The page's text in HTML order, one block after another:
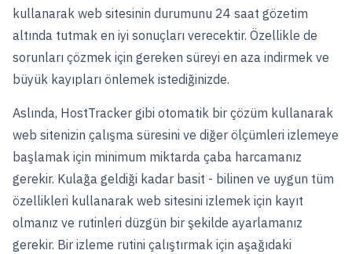
kullanarak web sitesinin durumunu 24 saat gözetim
altında tutmak en iyi sonuçları verecektir. Özellikle de
sorunları çözmek için gereken süreyi en aza indirmek ve
büyük kayıpları önlemek istediğinizde.
Aslında, HostTracker gibi otomatik bir çözüm kullanarak
web sitenizin çalışma süresini ve diğer ölçümleri izlemeye
başlamak için minimum miktarda çaba harcamanız
gerekir. Kulağa geldiği kadar basit - bilinen ve uygun tüm
özellikleri kullanarak web sitesini izlemek için kayıt
olmanız ve rutinleri düzgün bir şekilde ayarlamanız
gerekir. Bir izleme rutini çalıştırmak için aşağıdaki